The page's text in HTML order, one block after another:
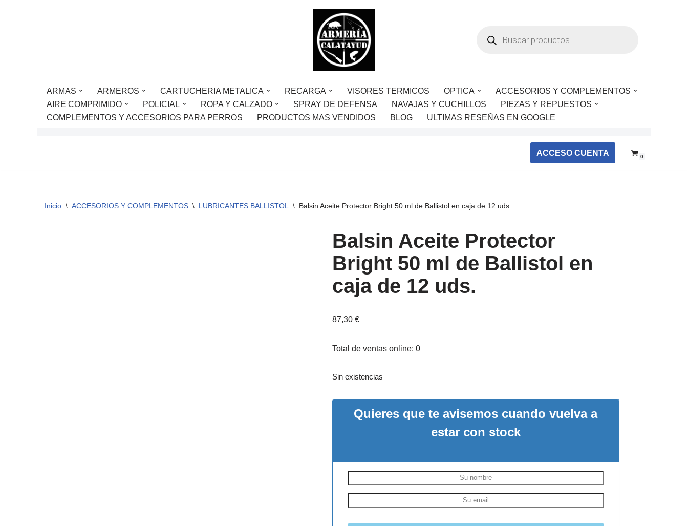
ARMAS ARMEROS CARTUCHERIA METALICA RECARGA VISORES TERMICOS OPTICA
ACCESORIOS Y COMPLEMENTOS
AIRE COMPRIMIDO
POLICIAL ROPA Y CALZADO SPRAY DE DEFENSA NAVAJAS Y CUCHILLOS
PIEZAS Y REPUESTOS
COMPLEMENTOS Y ACCESORIOS PARA PERROS
PRODUCTOS MAS VENDIDOS BLOG ULTIMAS RESEÑAS EN GOOGLE
ACCESO CUENTA 0
Inicio \ ACCESORIOS Y COMPLEMENTOS \ LUBRICANTES BALLISTOL \ Balsin Aceite Protector Bright 50 ml de Ballistol en caja de 12 uds.
Balsin Aceite Protector
Bright 50 ml de Ballistol en
caja de 12 uds.
87,30 €
Total de ventas online: 0
Sin existencias
Quieres que te avisemos cuando vuelva a
estar con stock